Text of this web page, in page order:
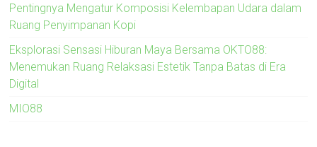
Pentingnya Mengatur Komposisi Kelembapan Udara dalam
Ruang Penyimpanan Kopi
Eksplorasi Sensasi Hiburan Maya Bersama OKTO88:
Menemukan Ruang Relaksasi Estetik Tanpa Batas di Era
Digital
MIO88